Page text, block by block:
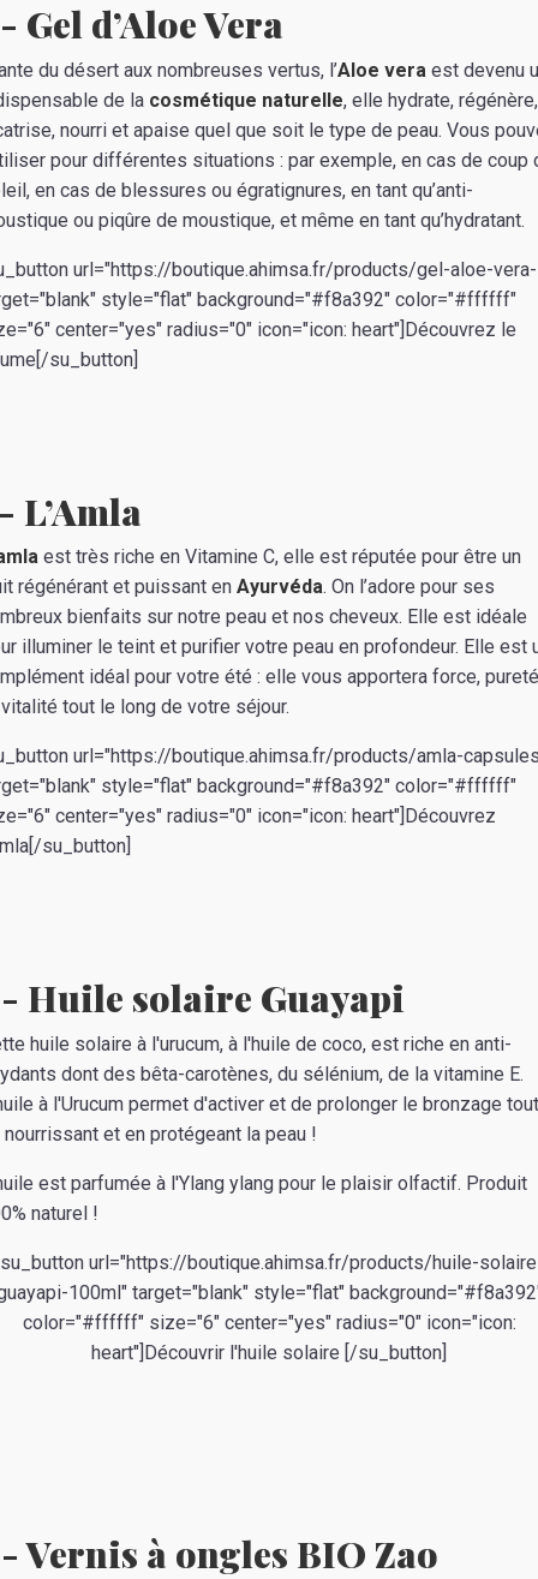
Gel d’Aloe Vera
du désert aux nombreuses vertus, l’Aloe vera est devenu
de la cosmétique naturelle, elle hydrate, régénère,
nourri et apaise quel que soit le type de peau. Vous
pour différentes situations : par exemple, en cas de coup
en cas de blessures ou égratignures, en tant qu’anti-
ou piqûre de moustique, et même en tant qu’hydratant.
url="https://boutique.ahimsa.fr/products/gel-aloe-
style="flat" background="#f8a392" color="#ffffff"
center="yes" radius="0" icon="icon: heart"]Découvrez le
su_button]
L’Amla
est très riche en Vitamine C, elle est réputée pour être un
régénérant et puissant en Ayurvéda. On l’adore pour ses
bienfaits sur notre peau et nos cheveux. Elle est idéale
illuminer le teint et purifier votre peau en profondeur. Elle est
idéal pour votre été : elle vous apportera force, pureté
tout le long de votre séjour.
url="https://boutique.ahimsa.fr/products/amla-
style="flat" background="#f8a392" color="#ffffff"
center="yes" radius="0" icon="icon: heart"]Découvrez
su_button]
Huile solaire Guayapi
huile solaire à l'urucum, à l'huile de coco, est riche en anti-
dont des bêta-carotènes, du sélénium, de la vitamine E.
à l'Urucum permet d'activer et de prolonger le bronzage tout
nourrissant et en protégeant la peau !
est parfumée à l'Ylang ylang pour le plaisir olfactif. Produit
naturel !
url="https://boutique.ahimsa.fr/products/huile-
100ml" target="blank" style="flat"
color="#ffffff" size="6" center="yes" radius="0" icon="icon:
heart"]Découvrir l'huile solaire [/su_button]
Vernis à ongles BIO Zao